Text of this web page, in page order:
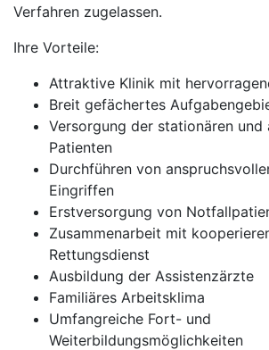
Verfahren zugelassen.
Ihre Vorteile:
Attraktive Klinik mit
Breit gefächertes
Versorgung der stationären und
Patienten
Durchführen von
Eingriffen
Erstversorgung von
Zusammenarbeit mit
Rettungsdienst
Ausbildung der Assistenzärzte
Familiäres Arbeitsklima
Umfangreiche Fort- und
Weiterbildungsmöglichkeiten